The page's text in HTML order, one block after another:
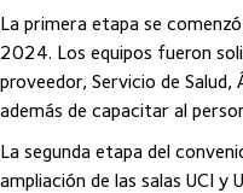
La primera etapa se
2024. Los equipos fueron
proveedor, Servicio de
además de capacitar al
La segunda etapa del
ampliación de las salas UCI y